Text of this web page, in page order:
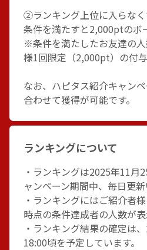
②ランキング上位に入らな
条件を満たすと2,000ptのボ
※条件を満たしたお友達の
様1回限定（2,000pt）の付与
なお、ハピタス紹介キャン
合わせて獲得が可能です。
ランキングについて
・ランキングは2025年11月
ャンペーン期間中、毎日更新
・ランキングにはご紹介者
時点の条件達成者の人数が表
・ランキング結果の確定は
18:00頃を予定しています。